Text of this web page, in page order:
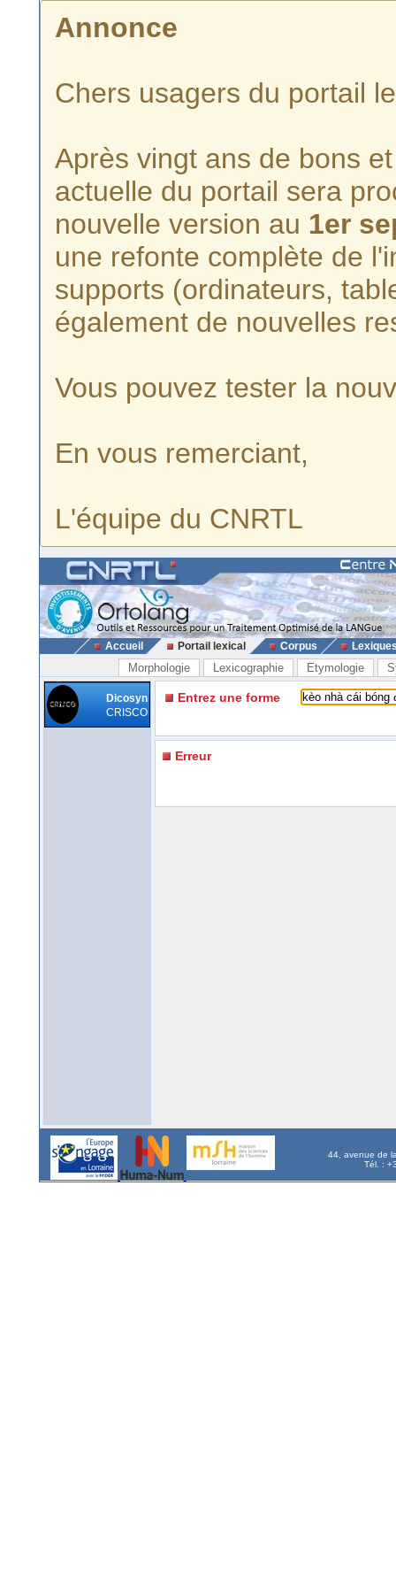
Annonce
Chers usagers du portail
Après vingt ans de bons
actuelle du portail sera
nouvelle version au 1er
une refonte complète de
supports (ordinateurs,
également de nouvelles
Vous pouvez tester la
En vous remerciant,
L'équipe du CNRTL
Accueil Portail lexical Corpus
Morphologie Lexicographie Etymologie
Dicosyn
CRISCO
Entrez une forme
Erreur
44, avenue de
Tél. :